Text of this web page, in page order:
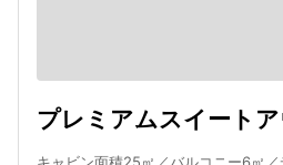
プレミアムスイート
キャビン面積25㎡／バルコニー6㎡